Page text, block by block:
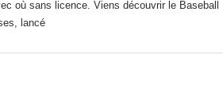
où sans licence. Viens découvrir le Baseball
lancé